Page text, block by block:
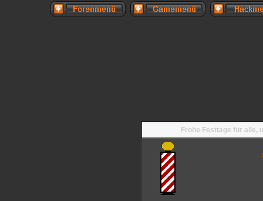
Frohe Festtage für alle,